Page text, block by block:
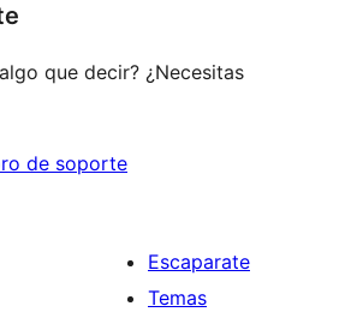
que decir? ¿Necesitas
de soporte
Escaparate
Temas